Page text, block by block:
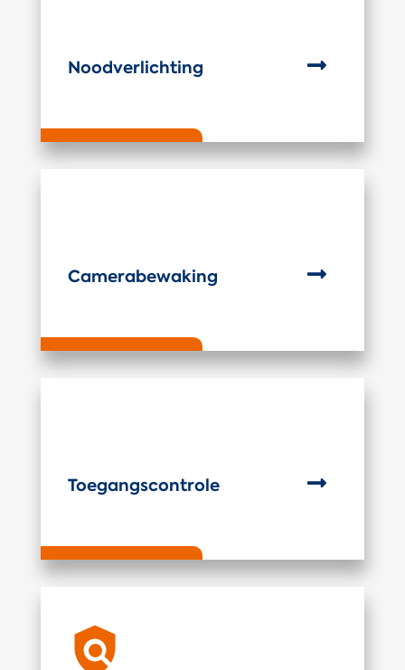

Noodverlichting

Camerabewaking

Toegangscontrole